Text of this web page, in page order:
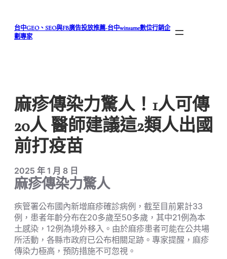
台中GEO、SEO與FB廣告投放推薦-台中winsame數位行銷企
劃專家
麻疹傳染力驚人！1人可傳
20人 醫師建議這2類人出國
前打疫苗
2025 年 1 月 8 日
麻疹傳染力驚人
疾管署公布國內新增麻疹確診病例，截至目前累計33
例，患者年齡分布在20多歲至50多歲，其中21例為本
土感染，12例為境外移入。由於麻疹患者可能在公共場
所活動，各縣市政府已公布相關足跡。專家提醒，麻疹
傳染力極高，預防措施不可忽視。